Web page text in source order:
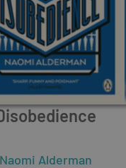
Naomi Alderman